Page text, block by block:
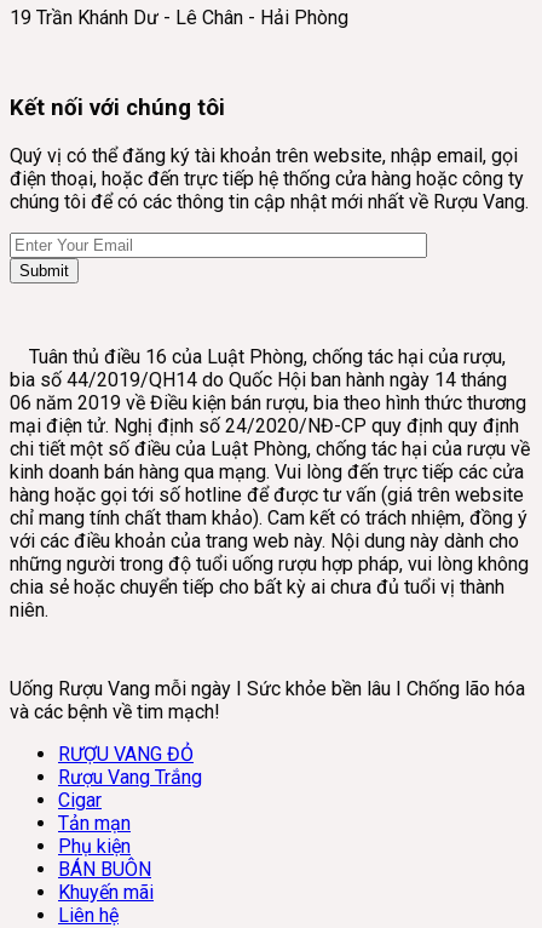
19 Trần Khánh Dư - Lê Chân - Hải Phòng
Kết nối với chúng tôi
Quý vị có thể đăng ký tài khoản trên website, nhập email, gọi
điện thoại, hoặc đến trực tiếp hệ thống cửa hàng hoặc công ty
chúng tôi để có các thông tin cập nhật mới nhất về Rượu Vang.
Tuân thủ điều 16 của Luật Phòng, chống tác hại của rượu,
bia số 44/2019/QH14 do Quốc Hội ban hành ngày 14 tháng
06 năm 2019 về Điều kiện bán rượu, bia theo hình thức thương
mại điện tử. Nghị định số 24/2020/NĐ-CP quy định quy định
chi tiết một số điều của Luật Phòng, chống tác hại của rượu về
kinh doanh bán hàng qua mạng. Vui lòng đến trực tiếp các cửa
hàng hoặc gọi tới số hotline để được tư vấn (giá trên website
chỉ mang tính chất tham khảo). Cam kết có trách nhiệm, đồng ý
với các điều khoản của trang web này. Nội dung này dành cho
những người trong độ tuổi uống rượu hợp pháp, vui lòng không
chia sẻ hoặc chuyển tiếp cho bất kỳ ai chưa đủ tuổi vị thành
niên.
Uống Rượu Vang mỗi ngày I Sức khỏe bền lâu I Chống lão hóa
và các bệnh về tim mạch!
RƯỢU VANG ĐỎ
Rượu Vang Trắng
Cigar
Tản mạn
Phụ kiện
BÁN BUÔN
Khuyến mãi
Liên hệ